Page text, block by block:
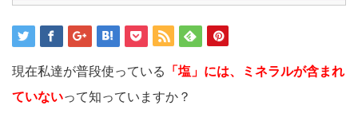
現在私達が普段使っている
「塩」には、ミネラルが含まれ
ていないって知っていますか？